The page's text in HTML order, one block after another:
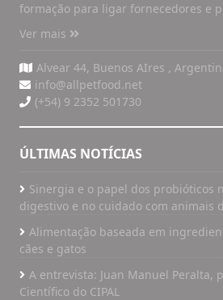
formação para ligar fornecedores e
Ver mais
Alvear 44, Buenos AIres ,
info@allpetfood.net
(+54) 9 2352 501730
ÚLTIMAS NOTÍCIAS
Sinergia e o papel dos probióticos
digestivo e no cuidado com animais
Alimentação baseada em
cães e gatos
A entrevista: Juan Manuel Peralta,
Científico do CIPAL